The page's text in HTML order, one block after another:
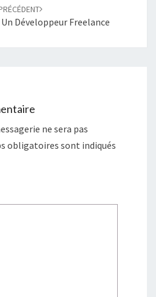
Développeur Freelance
ne sera pas
obligatoires sont indiqués